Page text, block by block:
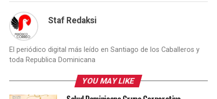
Staf Redaksi
El periódico digital más leído en Santiago de los Caballeros y
toda Republica Dominicana
YOU MAY LIKE